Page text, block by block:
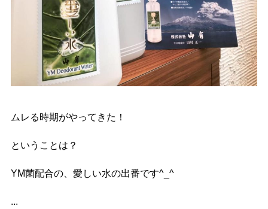
ムレる時期がやってきた！
ということは？
YM菌配合の、愛しい水の出番です^_^
...